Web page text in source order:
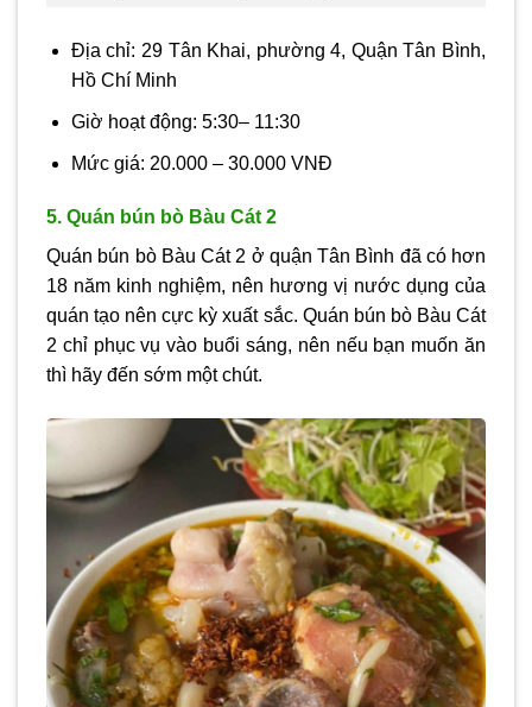
Địa chỉ: 29 Tân Khai, phường 4, Quận Tân Bình,
Hồ Chí Minh
Giờ hoạt động: 5:30– 11:30
Mức giá: 20.000 – 30.000 VNĐ
5. Quán bún bò Bàu Cát 2
Quán bún bò Bàu Cát 2 ở quận Tân Bình đã có hơn
18 năm kinh nghiệm, nên hương vị nước dụng của
quán tạo nên cực kỳ xuất sắc. Quán bún bò Bàu Cát
2 chỉ phục vụ vào buổi sáng, nên nếu bạn muốn ăn
thì hãy đến sớm một chút.